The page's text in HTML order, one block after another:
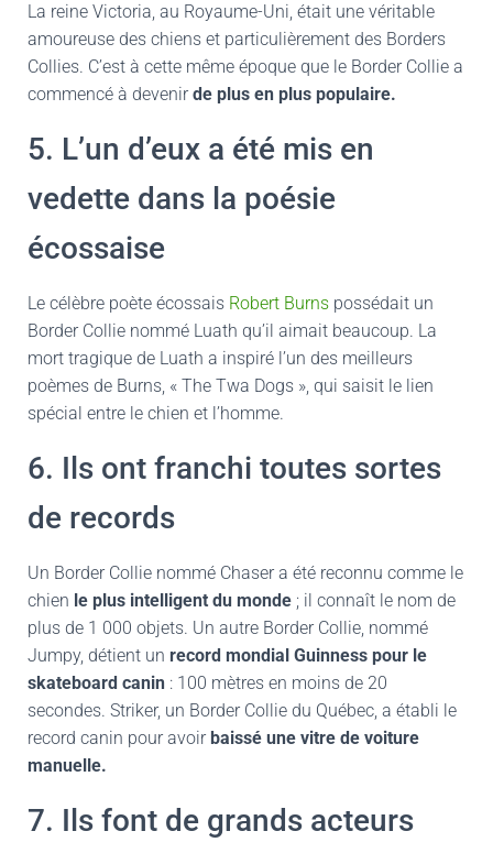
La reine Victoria, au Royaume-Uni, était une véritable
amoureuse des chiens et particulièrement des Borders
Collies. C’est à cette même époque que le Border Collie a
commencé à devenirde plus en plus populaire.
5. L’un d’eux a été mis en
vedette dans la poésie
écossaise
Le célèbre poète écossais Robert Burns possédait un
Border Collie nommé Luath qu’il aimait beaucoup. La
mort tragique de Luath a inspiré l’un des meilleurs
poèmes de Burns, « The Twa Dogs », qui saisit le lien
spécial entre le chien et l’homme.
6. Ils ont franchi toutes sortes
de records
Un Border Collie nommé Chaser a été reconnu comme le
chien le plus intelligent du monde ; il connaît le nom de
plus de 1 000 objets. Un autre Border Collie, nommé
Jumpy, détient un record mondial Guinness pour le
skateboard canin : 100 mètres en moins de 20
secondes. Striker, un Border Collie du Québec, a établi le
record canin pour avoirbaissé une vitre de voiture
manuelle.
7. Ils font de grands acteurs